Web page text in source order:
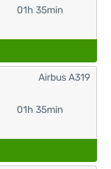
01h 35min
01h 35min
Airbus A319